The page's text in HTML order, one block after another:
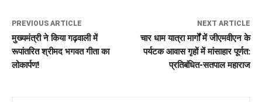
PREVIOUS ARTICLE
मुख्यमंत्री ने किया गढ़वाली में
रूपांतरित श्रीमद भगवत गीता का
लोकार्पण!
NEXT ARTICLE
चार धाम यात्रा मार्गों में जीएमवीएन के
पर्यटक आवास गृहों में मांसाहार पूर्णत:
प्रतिबंधित-सतपाल महाराज